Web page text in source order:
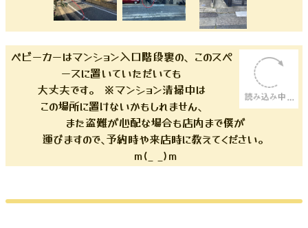
ベビーカーはマンション入口階段裏の、このスペ
ースに置いていただいても
大丈夫です。 ※マンション清掃中は
この場所に置けないかもしれません､
また盗難が心配な場合も店内まで僕が
運びますので､予約時や来店時に教えてくださ
い。
m(_ _)m